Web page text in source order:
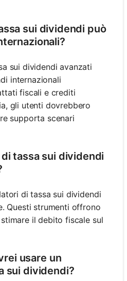
sui dividendi può
sui dividendi avanzati
internazionali
fiscali e crediti
gli utenti dovrebbero
supporta scenari
tassa sui dividendi
di tassa sui dividendi
Questi strumenti offrono
il debito fiscale sul
usare un
sui dividendi?